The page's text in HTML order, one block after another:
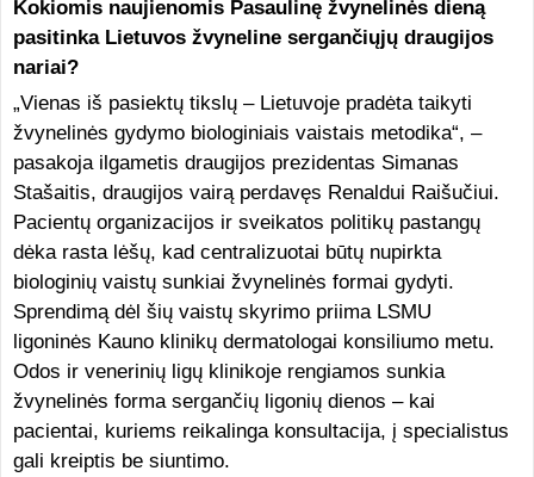
Kokiomis naujienomis Pasaulinę žvynelinės dieną
pasitinka Lietuvos žvyneline sergančiųjų draugijos
nariai?
„Vienas iš pasiektų tikslų – Lietuvoje pradėta taikyti
žvynelinės gydymo biologiniais vaistais metodika“, –
pasakoja ilgametis draugijos prezidentas Simanas
Stašaitis, draugijos vairą perdavęs Renaldui Raišučiui.
Pacientų organizacijos ir sveikatos politikų pastangų
dėka rasta lėšų, kad centralizuotai būtų nupirkta
biologinių vaistų sunkiai žvynelinės formai gydyti.
Sprendimą dėl šių vaistų skyrimo priima LSMU
ligoninės Kauno klinikų dermatologai konsiliumo metu.
Odos ir venerinių ligų klinikoje rengiamos sunkia
žvynelinės forma sergančių ligonių dienos – kai
pacientai, kuriems reikalinga konsultacija, į specialistus
gali kreiptis be siuntimo.